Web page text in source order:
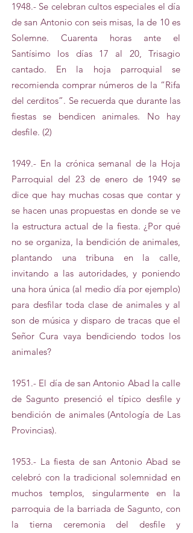
1948.- Se celebran cultos especiales el día
de san Antonio con seis misas, la de 10 es
Solemne. Cuarenta horas ante el
Santísimo los días 17 al 20, Trisagio
cantado. En la hoja parroquial se
recomienda comprar números de la “Rifa
del cerditos”. Se recuerda que durante las
fiestas se bendicen animales. No hay
desfile. (2)
1949.- En la crónica semanal de la Hoja
Parroquial del 23 de enero de 1949 se
dice que hay muchas cosas que contar y
se hacen unas propuestas en donde se ve
la estructura actual de la fiesta. ¿Por qué
no se organiza, la bendición de animales,
plantando una tribuna en la calle,
invitando a las autoridades, y poniendo
una hora única (al medio día por ejemplo)
para desfilar toda clase de animales y al
son de música y disparo de tracas que el
Señor Cura vaya bendiciendo todos los
animales?
1951.- El día de san Antonio Abad la calle
de Sagunto presenció el típico desfile y
bendición de animales (Antología de Las
Provincias).
1953.- La fiesta de san Antonio Abad se
celebró con la tradicional solemnidad en
muchos templos, singularmente en la
parroquia de la barriada de Sagunto, con
la tierna ceremonia del desfile y